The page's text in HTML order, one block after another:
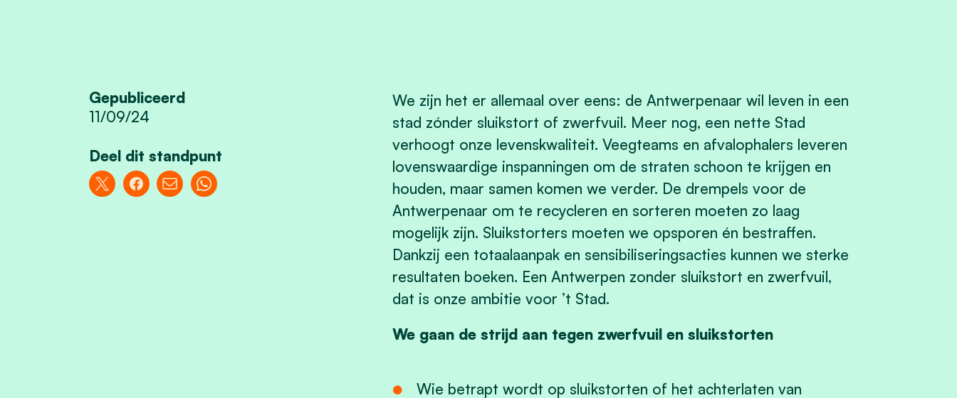
Gepubliceerd
11/09/24
Deel dit standpunt
We zijn het er allemaal over eens: de Antwerpenaar wil leven in een
stad zónder sluikstort of zwerfvuil. Meer nog, een nette Stad
verhoogt onze levenskwaliteit. Veegteams en afvalophalers leveren
lovenswaardige inspanningen om de straten schoon te krijgen en
houden, maar samen komen we verder. De drempels voor de
Antwerpenaar om te recycleren en sorteren moeten zo laag
mogelijk zijn. Sluikstorters moeten we opsporen én bestraffen.
Dankzij een totaalaanpak en sensibiliseringsacties kunnen we sterke
resultaten boeken. Een Antwerpen zonder sluikstort en zwerfvuil,
dat is onze ambitie voor ’t Stad.
We gaan de strijd aan tegen zwerfvuil en sluikstorten
Wie betrapt wordt op sluikstorten of het achterlaten van